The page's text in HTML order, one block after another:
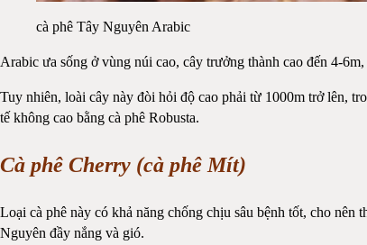
cà phê Tây Nguyên Arabic
Arabic ưa sống ở vùng núi cao, cây trưởng thành cao đến 4-
Tuy nhiên, loài cây này đòi hỏi độ cao phải từ 1000m trở lên,
tế không cao bằng cà phê Robusta.
Cà phê Cherry (cà phê Mít)
Loại cà phê này có khả năng chống chịu sâu bệnh tốt, cho
Nguyên đầy nắng và gió.